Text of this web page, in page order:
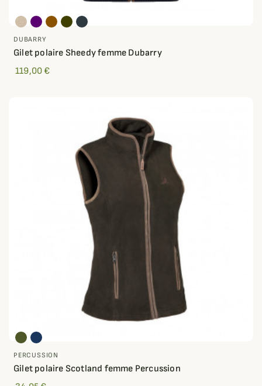
DUBARRY
Gilet polaire Sheedy femme Dubarry
119,00 €
PERCUSSION
Gilet polaire Scotland femme Percussion